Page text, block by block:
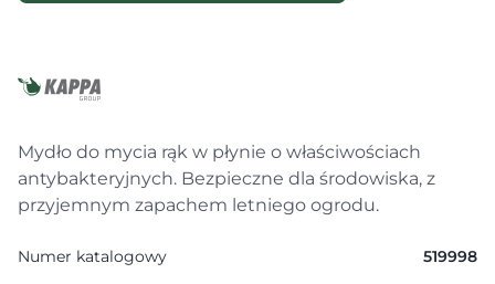
Mydło do mycia rąk w płynie o właściwościach
antybakteryjnych. Bezpieczne dla środowiska, z
przyjemnym zapachem letniego ogrodu.
Numer katalogowy 519998